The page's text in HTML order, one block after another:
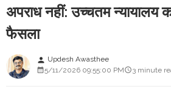
अपराध नहीं: उच्चतम न्यायालय
फैसला
person Updesh Awasthee
5/11/2026 09:55:00 PM
3 minute